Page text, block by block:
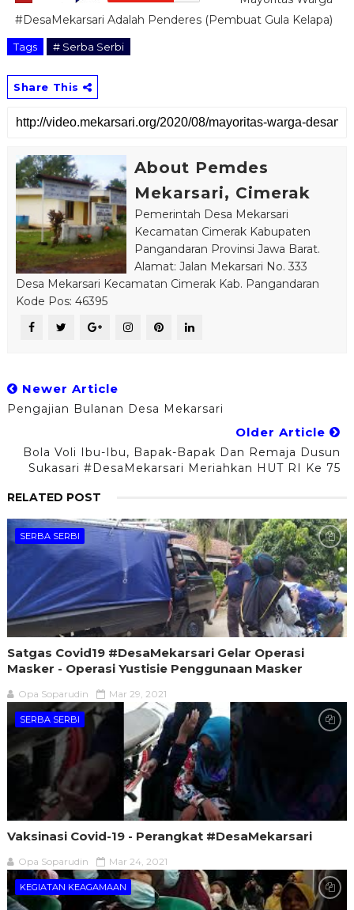
#DesaMekarsari Adalah Penderes (Pembuat Gula Kelapa)
Tags # Serba Serbi
Share This
About Pemdes
Mekarsari, Cimerak
Pemerintah Desa Mekarsari
Kecamatan Cimerak Kabupaten
Pangandaran Provinsi Jawa Barat.
Alamat: Jalan Mekarsari No. 333
Desa Mekarsari Kecamatan Cimerak Kab. Pangandaran
Kode Pos: 46395
Newer Article
Pengajian Bulanan Desa Mekarsari
Older Article
Bola Voli Ibu-Ibu, Bapak-Bapak Dan Remaja Dusun
Sukasari #DesaMekarsari Meriahkan HUT RI Ke 75
RELATED POST
SERBA SERBI
Satgas Covid19 #DesaMekarsari​ Gelar Operasi
Masker - Operasi Yustisie Penggunaan Masker
Opa Soparudin Mar 29, 2021
SERBA SERBI
Vaksinasi Covid-19 - Perangkat #DesaMekarsari
Opa Soparudin Mar 24, 2021
KEGIATAN KEAGAMAAN